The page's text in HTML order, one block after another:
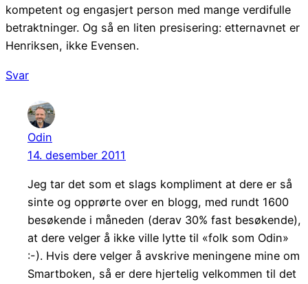
kompetent og engasjert person med mange verdifulle
betraktninger. Og så en liten presisering: etternavnet er
Henriksen, ikke Evensen.
Svar
Odin
14. desember 2011
Jeg tar det som et slags kompliment at dere er så
sinte og opprørte over en blogg, med rundt 1600
besøkende i måneden (derav 30% fast besøkende),
at dere velger å ikke ville lytte til «folk som Odin»
:-). Hvis dere velger å avskrive meningene mine om
Smartboken, så er dere hjertelig velkommen til det